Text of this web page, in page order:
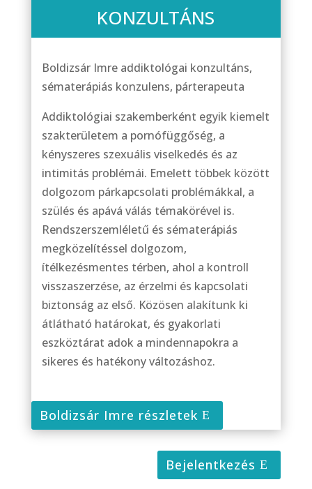
KONZULTÁNS
Boldizsár Imre addiktológai konzultáns,
sématerápiás konzulens, párterapeuta
Addiktológiai szakemberként egyik kiemelt
szakterületem a pornófüggőség, a
kényszeres szexuális viselkedés és az
intimitás problémái. Emelett többek között
dolgozom párkapcsolati problémákkal, a
szülés és apává válás témakörével is.
Rendszerszemléletű és sématerápiás
megközelítéssel dolgozom,
ítélkezésmentes térben, ahol a kontroll
visszaszerzése, az érzelmi és kapcsolati
biztonság az első. Közösen alakítunk ki
átlátható határokat, és gyakorlati
eszköztárat adok a mindennapokra a
sikeres és hatékony változáshoz.
Boldizsár Imre részletek
Bejelentkezés